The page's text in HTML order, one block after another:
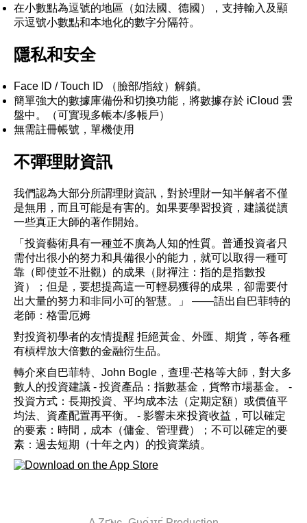
在小數點為逗號的地區（如法國、德國），支持輸入及顯
示逗號小數點和本地化的數字分隔符。
隱私和安全
Face ID / Touch ID （臉部/指紋）解鎖。
簡單強大的數據庫備份和切換功能，將數據存於 iCloud 雲
盤中。（可實現多帳本/多帳戶）
無需註冊帳號，單機使用
不彈理財資訊
我們認為大部分所謂理財資訊，對於理財一知半解者不僅
是無用，而且可能是有害的。如果要學習投資，建議從讀
一些真正大師的著作開始。
「投資藝術具有一種並不廣為人知的性質。普通投資者只
需付出很小的努力和具備很小的能力，就可以取得一種可
靠（即使並不壯觀）的成果（財禪注：指的是指數投
資）；但是，要想提高這一可輕易獲得的成果，卻需要付
出大量的努力和非同小可的智慧。」 ——語出自巴菲特的
老師：格雷厄姆
對投資初學者的友情提醒 拒絕黃金、外匯、期貨，等各種
有槓桿放大倍數的金融衍生品。
轉介來自巴菲特、John Bogle，查理·芒格等大師，對大多
數人的投資建議 - 投資產品：指數基金，貨幣市場基金。 -
投資方式：長期投資、平均成本法（定期定額）或價值平
均法、資產配置再平衡。 - 影響未來投資收益，可以確定
的要素：時間，成本（傭金、管理費）；不可以確定的要
素：過去短期（十年之內）的投資業績。